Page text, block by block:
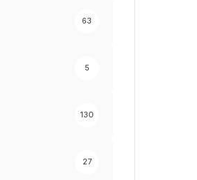
63
5
130
27